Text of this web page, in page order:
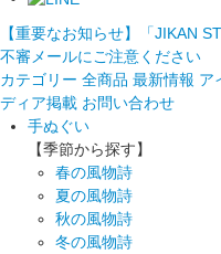
【重要なお知らせ】「JIKAN
不審メールにご注意ください
カテゴリー 全商品 最新情報 ア
ディア掲載 お問い合わせ
手ぬぐい
【季節から探す】
春の風物詩
夏の風物詩
秋の風物詩
冬の風物詩